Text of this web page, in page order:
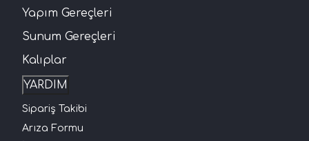
Yapım Gereçleri
Sunum Gereçleri
Kalıplar
YARDIM
Sipariş Takibi
Arıza Formu